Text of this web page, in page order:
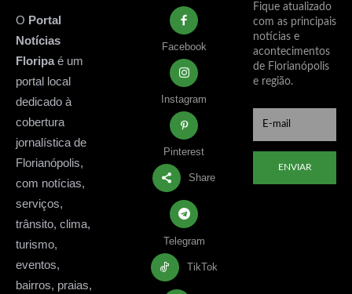
O Portal
Notícias
Floripaé um
portal local
dedicado à
cobertura
jornalística de
Florianópolis,
com notícias,
serviços,
trânsito, clima,
turismo,
eventos,
bairros, praias,
Facebook
Instagram
Pinterest
Share
Telegram
TikTok
Fique atualizado
com as principais
notícias e
acontecimentos
de Florianópolis
e região.
ENVIAR